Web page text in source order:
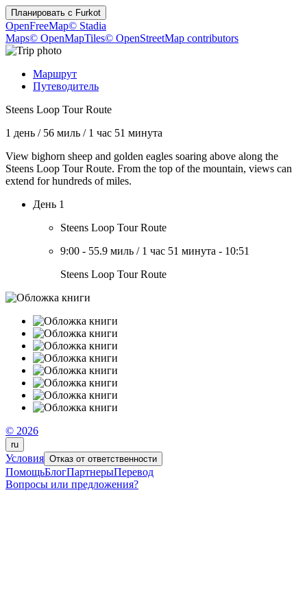
Планировать с Furkot
OpenFreeMap© Stadia
Maps© OpenMapTiles© OpenStreetMap contributors
Маршрут
Путеводитель
Steens Loop Tour Route
1 день / 56 миль / 1 час 51 минута
View bighorn sheep and golden eagles soaring above along the
Steens Loop Tour Route. From the top of the mountain, views can
extend for hundreds of miles.
День 1
Steens Loop Tour Route
9:00 - 55.9 миль / 1 час 51 минута - 10:51
Steens Loop Tour Route
© 2026
ru
Условия Отказ от ответственности
ПомощьБлогПартнерыПеревод
Вопросы или предложения?